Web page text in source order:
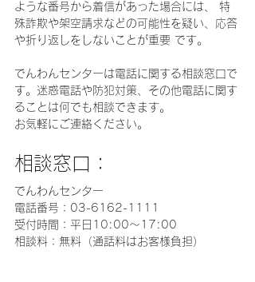
ような番号から着信があった場合には、 特
殊詐欺や架空請求などの可能性を疑い、応答
や折り返しをしないことが重要 です。
でんわんセンターは電話に関する相談窓口で
す。迷惑電話や防犯対策、その他電話に関す
ることは何でも相談できます。
お気軽にご連絡ください。
相談窓口：
でんわんセンター
電話番号：03-6162-1111
受付時間：平日10:00～17:00
相談料：無料（通話料はお客様負担）